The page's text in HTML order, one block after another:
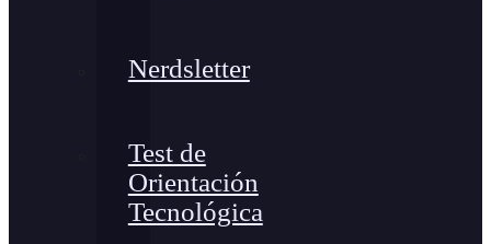
Nerdsletter
Test de
Orientación
Tecnológica